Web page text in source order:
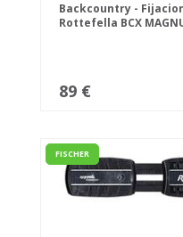
Backcountry -
Rottefella BCX
89 €
FISCHER